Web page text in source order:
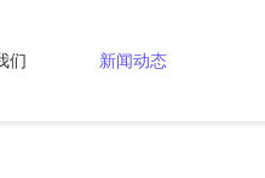
们 新闻动态